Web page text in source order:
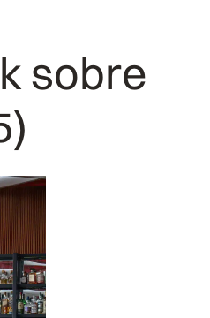
sobre